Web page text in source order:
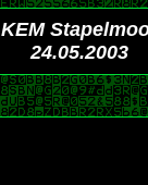
KEM
24.05.2003